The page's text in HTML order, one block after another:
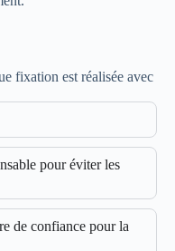
fixation est réalisée avec
pour éviter les
de confiance pour la